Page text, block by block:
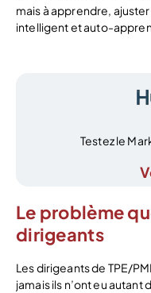
mais à apprendre,
intelligent et auto-
Testez le
Le problème
dirigeants
Les dirigeants de TPE/
jamais ils n’ont eu autant